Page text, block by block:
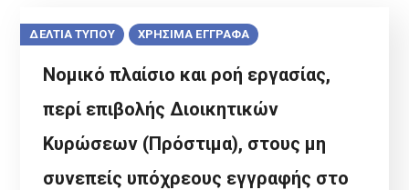
ΔΕΛΤΙΑ ΤΥΠΟΥ ΧΡΗΣΙΜΑ ΕΓΓΡΑΦΑ
Νομικό πλαίσιο και ροή εργασίας,
περί επιβολής Διοικητικών
Κυρώσεων (Πρόστιμα), στους μη
συνεπείς υπόχρεους εγγραφής στο